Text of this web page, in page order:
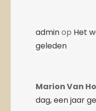
adminop Het
geleden
Marion Van
dag, een jaar